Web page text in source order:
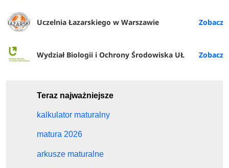
Uczelnia Łazarskiego w Warszawie
Wydział Biologii i Ochrony Środowiska UŁ
Teraz najważniejsze
kalkulator maturalny
matura 2026
arkusze maturalne